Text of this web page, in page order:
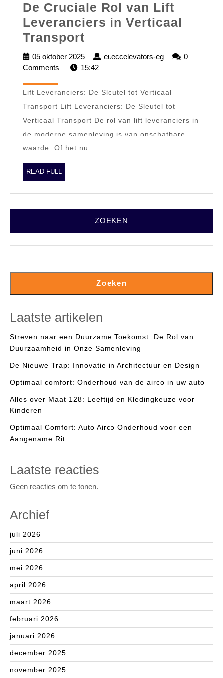
De Cruciale Rol van Lift
Leveranciers in Verticaal
Transport
Cruciale
Rol
van
Lift
Leveranciers
in
Verticaal
05 oktober 2025
05
oktober
eueccelevators-eg
eueccelevators-
0
Comments
15:42
Lift Leveranciers: De Sleutel tot Verticaal
Transport Lift Leveranciers: De Sleutel tot
Verticaal Transport De rol van lift leveranciers in
de moderne samenleving is van onschatbare
waarde. Of het nu
READ FULL
FULL
ZOEKEN
Zoeken
Laatste artikelen
Streven naar een Duurzame Toekomst: De Rol van
Duurzaamheid in Onze Samenleving
De Nieuwe Trap: Innovatie in Architectuur en Design
Optimaal comfort: Onderhoud van de airco in uw auto
Alles over Maat 128: Leeftijd en Kledingkeuze voor
Kinderen
Optimaal Comfort: Auto Airco Onderhoud voor een
Aangename Rit
Laatste reacties
Geen reacties om te tonen.
Archief
juli 2026
juni 2026
mei 2026
april 2026
maart 2026
februari 2026
januari 2026
december 2025
november 2025